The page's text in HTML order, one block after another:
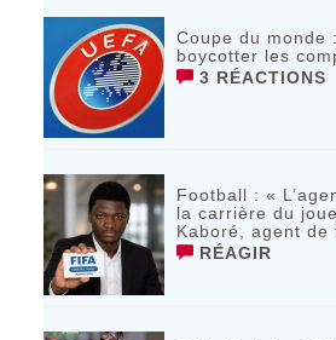
Coupe du monde
boycotter les
3 RÉACTIONS
Football : «
la carrière du
Kaboré, agent de
RÉAGIR